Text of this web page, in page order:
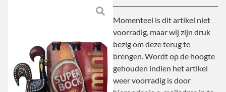
Momenteel is dit artikel niet
voorradig, maar wij zijn druk
bezig om deze terug te
brengen. Wordt op de hoogte
gehouden indien het artikel
weer voorradig is door